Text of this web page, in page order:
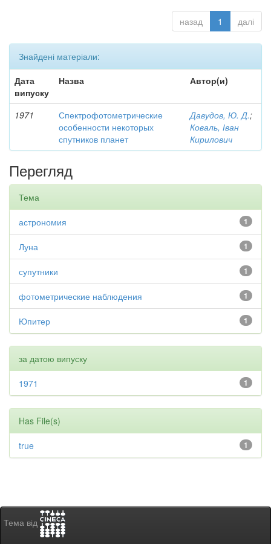
назад 1 далі
Знайдені матеріали:
Дата
випуску
Назва Автор(и)
1971
Спектрофотометрические
особенности некоторых
спутников планет
Давудов, Ю. Д.;
Коваль, Іван
Кирилович
Перегляд
Тема
1
астрономия
1
Луна
1
супутники
1
фотометрические наблюдения
1
Юпитер
за датою випуску
1
1971
Has File(s)
1
true
Тема від